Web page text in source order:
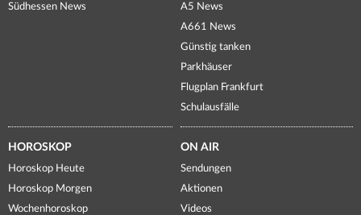
Südhessen News
A5 News
A661 News
Günstig tanken
Parkhäuser
Flugplan Frankfurt
Schulausfälle
HOROSKOP
Horoskop Heute
Horoskop Morgen
Wochenhoroskop
ON AIR
Sendungen
Aktionen
Videos